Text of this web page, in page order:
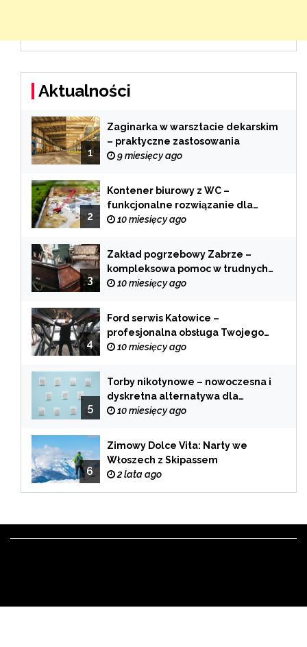
Aktualności
1
Zaginarka w warsztacie dekarskim
– praktyczne zastosowania
9 miesięcy ago
2
Kontener biurowy z WC –
funkcjonalne rozwiązanie dla
każdej branży
10 miesięcy ago
3
Zakład pogrzebowy Zabrze –
kompleksowa pomoc w trudnych
chwilach
10 miesięcy ago
4
Ford serwis Katowice –
profesjonalna obsługa Twojego
samochodu
10 miesięcy ago
5
Torby nikotynowe – nowoczesna i
dyskretna alternatywa dla
tradycyjnego palenia
10 miesięcy ago
6
Zimowy Dolce Vita: Narty we
Włoszech z Skipassem
2 lata ago